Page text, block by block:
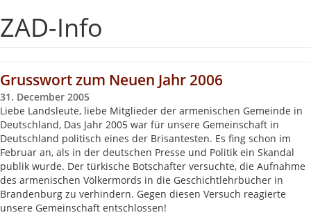
ZAD-Info
Grusswort zum Neuen Jahr 2006
31. December 2005
Liebe Landsleute, liebe Mitglieder der armenischen Gemeinde in
Deutschland, Das Jahr 2005 war für unsere Gemeinschaft in
Deutschland politisch eines der Brisantesten. Es fing schon im
Februar an, als in der deutschen Presse und Politik ein Skandal
publik wurde. Der türkische Botschafter versuchte, die Aufnahme
des armenischen Völkermords in die Geschichtlehrbücher in
Brandenburg zu verhindern. Gegen diesen Versuch reagierte
unsere Gemeinschaft entschlossen!